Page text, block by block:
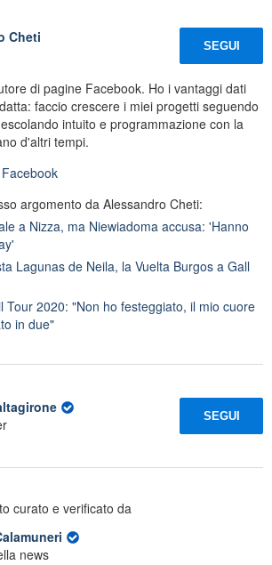
Cheti
SEGUI
di pagine Facebook. Ho i vantaggi dati
faccio crescere i miei progetti seguendo
intuito e programmazione con la
d'altri tempi.
argomento da Alessandro Cheti:
a Nizza, ma Niewiadoma accusa: 'Hanno
Lagunas de Neila, la Vuelta Burgos a Gall
Tour 2020: "Non ho festeggiato, il mio cuore
in due"
SEGUI
curato e verificato da
news